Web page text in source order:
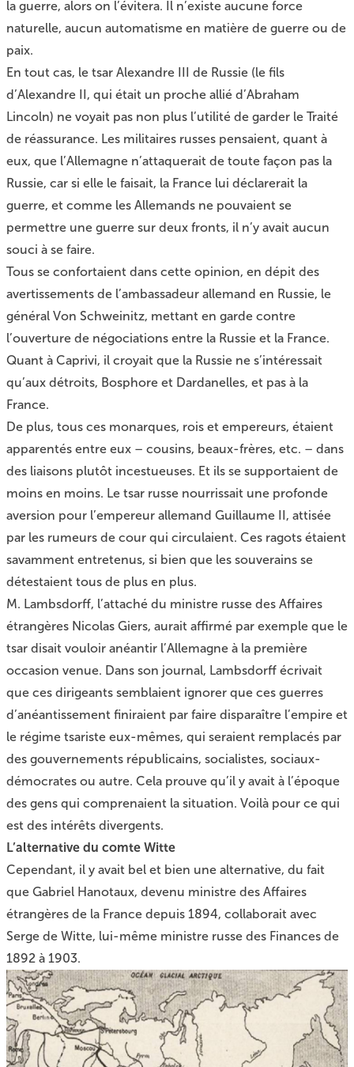
la guerre, alors on l’évitera. Il n’existe aucune force
naturelle, aucun automatisme en matière de guerre ou de
paix.
En tout cas, le tsar Alexandre III de Russie (le fils
d’Alexandre II, qui était un proche allié d’Abraham
Lincoln) ne voyait pas non plus l’utilité de garder le Traité
de réassurance. Les militaires russes pensaient, quant à
eux, que l’Allemagne n’attaquerait de toute façon pas la
Russie, car si elle le faisait, la France lui déclarerait la
guerre, et comme les Allemands ne pouvaient se
permettre une guerre sur deux fronts, il n’y avait aucun
souci à se faire.
Tous se confortaient dans cette opinion, en dépit des
avertissements de l’ambassadeur allemand en Russie, le
général Von Schweinitz, mettant en garde contre
l’ouverture de négociations entre la Russie et la France.
Quant à Caprivi, il croyait que la Russie ne s’intéressait
qu’aux détroits, Bosphore et Dardanelles, et pas à la
France.
De plus, tous ces monarques, rois et empereurs, étaient
apparentés entre eux – cousins, beaux-frères, etc. – dans
des liaisons plutôt incestueuses. Et ils se supportaient de
moins en moins. Le tsar russe nourrissait une profonde
aversion pour l’empereur allemand Guillaume II, attisée
par les rumeurs de cour qui circulaient. Ces ragots étaient
savamment entretenus, si bien que les souverains se
détestaient tous de plus en plus.
M. Lambsdorff, l’attaché du ministre russe des Affaires
étrangères Nicolas Giers, aurait affirmé par exemple que le
tsar disait vouloir anéantir l’Allemagne à la première
occasion venue. Dans son journal, Lambsdorff écrivait
que ces dirigeants semblaient ignorer que ces guerres
d’anéantissement finiraient par faire disparaître l’empire et
le régime tsariste eux-mêmes, qui seraient remplacés par
des gouvernements républicains, socialistes, sociaux-
démocrates ou autre. Cela prouve qu’il y avait à l’époque
des gens qui comprenaient la situation. Voilà pour ce qui
est des intérêts divergents.
L’alternative du comte Witte
Cependant, il y avait bel et bien une alternative, du fait
que Gabriel Hanotaux, devenu ministre des Affaires
étrangères de la France depuis 1894, collaborait avec
Serge de Witte, lui-même ministre russe des Finances de
1892 à 1903.